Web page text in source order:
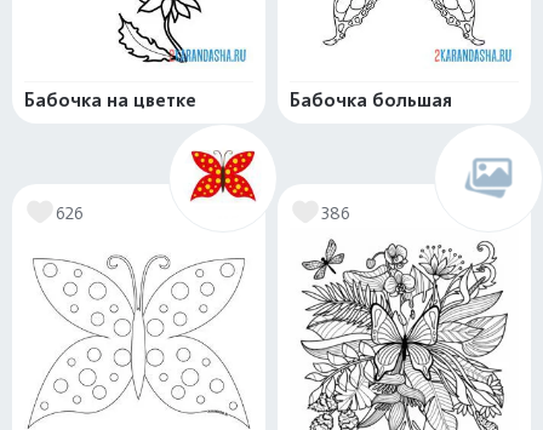
Бабочка на цветке Бабочка большая
626 386